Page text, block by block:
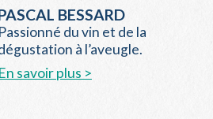
BESSARD
Passionné du vin et de la
à l’aveugle.
En savoir plus >